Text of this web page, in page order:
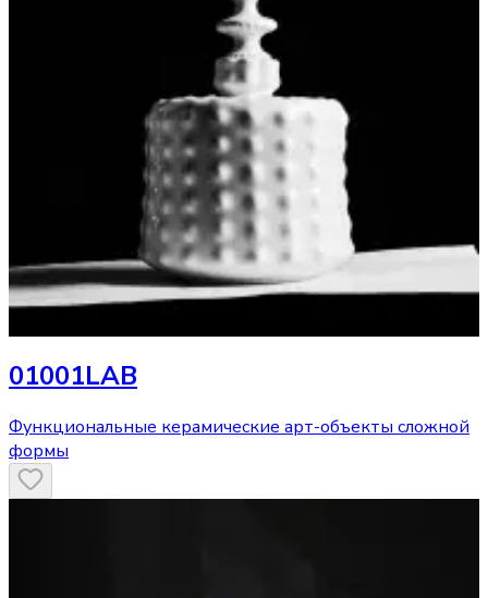
01001LAB
Функциональные керамические арт-объекты сложной
формы